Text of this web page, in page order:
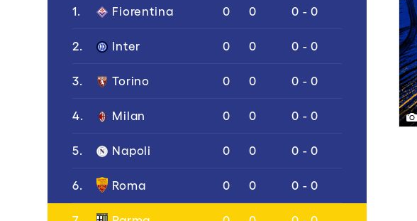
1. Fiorentina 0 0 0 - 0
2. Inter 0 0 0 - 0
3. Torino 0 0 0 - 0
4. Milan 0 0 0 - 0
5. Napoli 0 0 0 - 0
6. Roma 0 0 0 - 0